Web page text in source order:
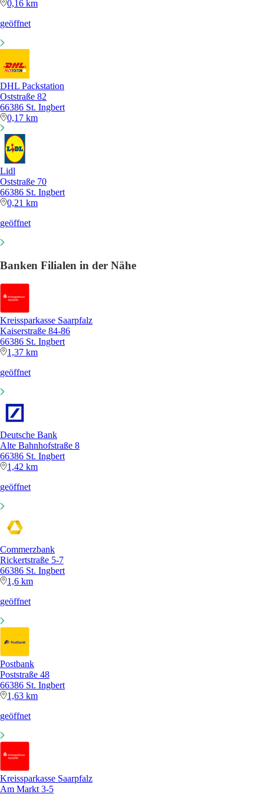
0,16 km
geöffnet
DHL Packstation
Oststraße 82
66386 St. Ingbert
0,17 km
Lidl
Oststraße 70
66386 St. Ingbert
0,21 km
geöffnet
Banken Filialen in der Nähe
Kreissparkasse Saarpfalz
Kaiserstraße 84-86
66386 St. Ingbert
1,37 km
geöffnet
Deutsche Bank
Alte Bahnhofstraße 8
66386 St. Ingbert
1,42 km
geöffnet
Commerzbank
Rickertstraße 5-7
66386 St. Ingbert
1,6 km
geöffnet
Postbank
Poststraße 48
66386 St. Ingbert
1,63 km
geöffnet
Kreissparkasse Saarpfalz
Am Markt 3-5